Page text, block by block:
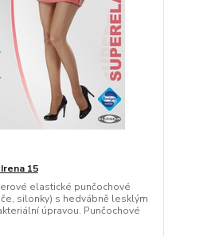
15
elastické punčochové
silonky) s hedvábně lesklým
úpravou. Punčochové